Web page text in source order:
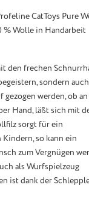
CatToys Pure
% Wolle in Handarbeit
den frechen
sondern
gezogen werden, ob
Hand, läßt sich mit
sorgt für ein
so kann ein
zum Vergnügen
als Wurfspielzeug
ist dank der